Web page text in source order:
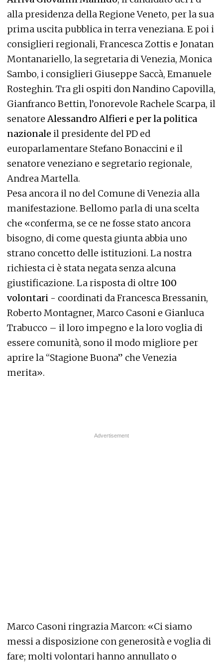
alla presidenza della Regione Veneto, per la sua
prima uscita pubblica in terra veneziana. E poi i
consiglieri regionali, Francesca Zottis e Jonatan
Montanariello, la segretaria di Venezia, Monica
Sambo, i consiglieri Giuseppe Saccà, Emanuele
Rosteghin. Tra gli ospiti don Nandino Capovilla,
Gianfranco Bettin, l’onorevole Rachele Scarpa, il
senatoreAlessandro Alfieri e per la politica
nazionale il presidente del PD ed
europarlamentare Stefano Bonaccini e il
senatore veneziano e segretario regionale,
Andrea Martella.
Pesa ancora il no del Comune di Venezia alla
manifestazione. Bellomo parla di una scelta
che «conferma, se ce ne fosse stato ancora
bisogno, di come questa giunta abbia uno
strano concetto delle istituzioni. La nostra
richiesta ci è stata negata senza alcuna
giustificazione. La risposta di oltre 100
volontari - coordinati da Francesca Bressanin,
Roberto Montagner, Marco Casoni e Gianluca
Trabucco – il loro impegno e la loro voglia di
essere comunità, sono il modo migliore per
aprire la “Stagione Buona” che Venezia
merita».
Marco Casoni ringrazia Marcon: «Ci siamo
messi a disposizione con generosità e voglia di
fare; molti volontari hanno annullato o